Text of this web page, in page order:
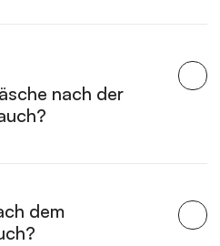
nach der
dem